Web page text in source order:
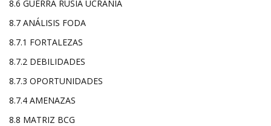
8.6 GUERRA RUSIA UCRANIA
8.7 ANÁLISIS FODA
8.7.1 FORTALEZAS
8.7.2 DEBILIDADES
8.7.3 OPORTUNIDADES
8.7.4 AMENAZAS
8.8 MATRIZ BCG